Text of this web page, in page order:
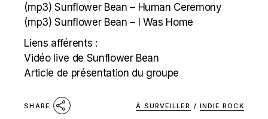
(mp3)Sunflower Bean – Human Ceremony
(mp3)Sunflower Bean – I Was Home
Liens afférents :
Vidéo live de Sunflower Bean
Article de présentation du groupe
SHARE À SURVEILLER / INDIE ROCK